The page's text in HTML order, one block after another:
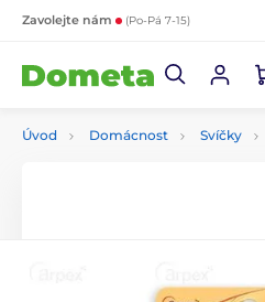
Zavolejte nám (Po-Pá 7-15)
Úvod Domácnost Svíčky